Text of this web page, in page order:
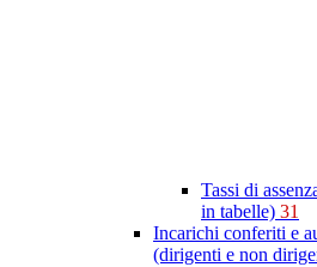
Tassi di
in tabelle) 31
Incarichi conferiti e
(dirigenti e non